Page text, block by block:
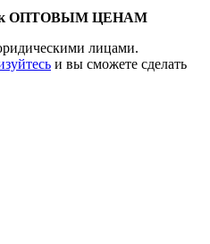
к ОПТОВЫМ ЦЕНАМ
лицами.
и вы сможете сделать